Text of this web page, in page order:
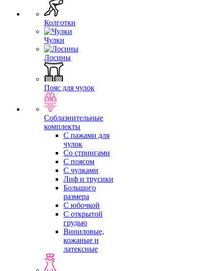
Колготки
Чулки
Лосины
Пояс для чулок
Соблазнительные
комплекты
С пажами для
чулок
Со стрингами
С поясом
С чулками
Лиф и трусики
Большого
размера
С юбочкой
С открытой
грудью
Виниловые,
кожаные и
латексные